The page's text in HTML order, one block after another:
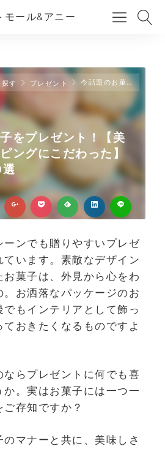
ール&アニー
す プレゼント 今話題のお菓子をプレゼント！【美味しさとラッピングにこだわった】見逃せない40選
をプレゼント！【美
ングにこだわった】
ーンでも贈りやすいプレゼ
ています。素敵なデザイン
菓子は、外見から心をわ
。お洒落なパッケージのお
もインテリアとして飾っ
おきたくなるものですよ
ならプレゼントに何でも喜
か。実はお菓子には一つ一
存知ですか？
マナーと共に、美味しさ